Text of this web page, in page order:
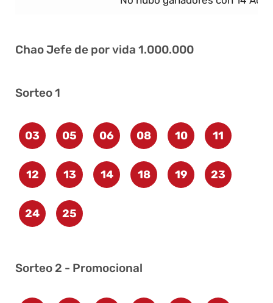
Chao Jefe de por vida 1.000.000
Sorteo 1
03 05 06 08 10 11
12 13 14 18 19 23
24 25
Sorteo 2 - Promocional